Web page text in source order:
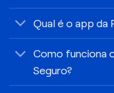
Qual é o app da
Como funciona
Seguro?